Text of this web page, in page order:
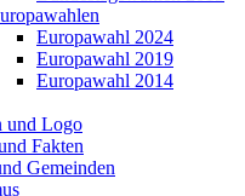
Europawahl 2024
Europawahl 2019
Europawahl 2014
und Logo
Fakten
Gemeinden